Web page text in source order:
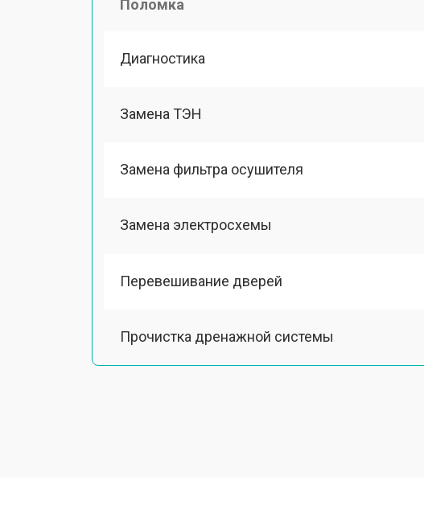
Поломка
Диагностика
Замена ТЭН
Замена фильтра осушителя
Замена электросхемы
Перевешивание дверей
Прочистка дренажной системы